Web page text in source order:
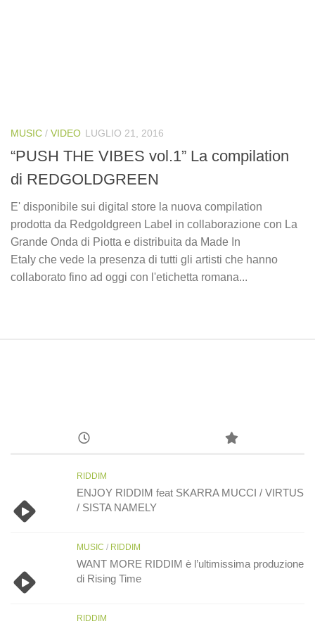
MUSIC / VIDEO LUGLIO 21, 2016
“PUSH THE VIBES vol.1” La compilation
di REDGOLDGREEN
E' disponibile sui digital store la nuova compilation
prodotta da Redgoldgreen Label in collaborazione con La
Grande Onda di Piotta e distribuita da Made In
Etaly che vede la presenza di tutti gli artisti che hanno
collaborato fino ad oggi con l'etichetta romana...
RIDDIM
ENJOY RIDDIM feat SKARRA MUCCI / VIRTUS
/ SISTA NAMELY
MUSIC / RIDDIM
WANT MORE RIDDIM è l’ultimissima produzione
di Rising Time
RIDDIM